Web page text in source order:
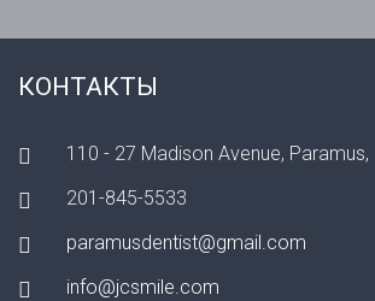
КОНТАКТЫ
110 - 27 Madison Avenue, Paramus,
201-845-5533
paramusdentist@gmail.com
info@jcsmile.com